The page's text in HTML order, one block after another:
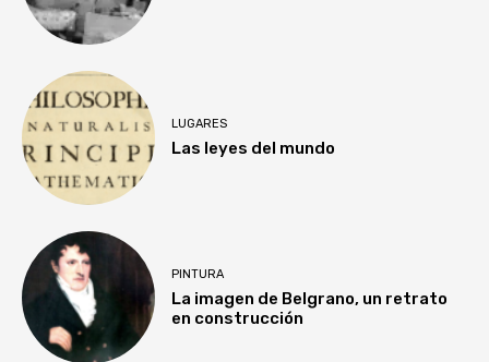
LUGARES
Las leyes del mundo
PINTURA
La imagen de Belgrano, un retrato
en construcción